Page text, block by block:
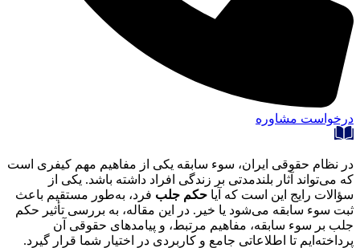
درخواست مشاوره
در نظام حقوقی ایران، سوء سابقه یکی از مفاهیم مهم کیفری است
که می‌تواند آثار بلندمدتی بر زندگی افراد داشته باشد. یکی از
سؤالات رایج این است که آیا حکم جلب فرد، به‌طور مستقیم باعث
ثبت سوء سابقه می‌شود یا خیر. در این مقاله، به بررسی تأثیر حکم
جلب بر سوء سابقه، مفاهیم مرتبط، و پیامدهای حقوقی آن
پرداخته‌ایم تا اطلاعاتی جامع و کاربردی در اختیار شما قرار گیرد.